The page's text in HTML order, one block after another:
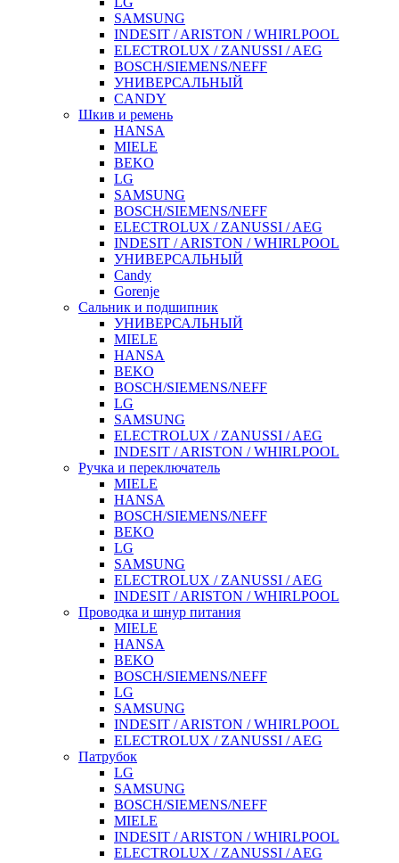
SAMSUNG
INDESIT / ARISTON / WHIRLPOOL
ELECTROLUX / ZANUSSI / AEG
BOSCH/SIEMENS/NEFF
УНИВЕРСАЛЬНЫЙ
CANDY
Шкив и ремень
HANSA
MIELE
BEKO
LG
SAMSUNG
BOSCH/SIEMENS/NEFF
ELECTROLUX / ZANUSSI / AEG
INDESIT / ARISTON / WHIRLPOOL
УНИВЕРСАЛЬНЫЙ
Candy
Gorenje
Сальник и подшипник
УНИВЕРСАЛЬНЫЙ
MIELE
HANSA
BEKO
BOSCH/SIEMENS/NEFF
LG
SAMSUNG
ELECTROLUX / ZANUSSI / AEG
INDESIT / ARISTON / WHIRLPOOL
Ручка и переключатель
MIELE
HANSA
BOSCH/SIEMENS/NEFF
BEKO
LG
SAMSUNG
ELECTROLUX / ZANUSSI / AEG
INDESIT / ARISTON / WHIRLPOOL
Проводка и шнур питания
MIELE
HANSA
BEKO
BOSCH/SIEMENS/NEFF
LG
SAMSUNG
INDESIT / ARISTON / WHIRLPOOL
ELECTROLUX / ZANUSSI / AEG
Патрубок
LG
SAMSUNG
BOSCH/SIEMENS/NEFF
MIELE
INDESIT / ARISTON / WHIRLPOOL
ELECTROLUX / ZANUSSI / AEG